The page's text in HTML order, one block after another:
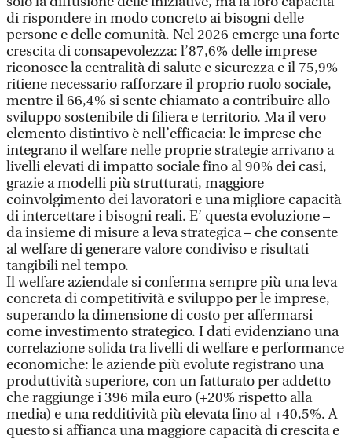
di rispondere in modo concreto ai bisogni delle
persone e delle comunità. Nel 2026 emerge una forte
crescita di consapevolezza: l’87,6% delle imprese
riconosce la centralità di salute e sicurezza e il 75,9%
ritiene necessario rafforzare il proprio ruolo sociale,
mentre il 66,4% si sente chiamato a contribuire allo
sviluppo sostenibile di filiera e territorio. Ma il vero
elemento distintivo è nell’efficacia: le imprese che
integrano il welfare nelle proprie strategie arrivano a
livelli elevati di impatto sociale fino al 90% dei casi,
grazie a modelli più strutturati, maggiore
coinvolgimento dei lavoratori e una migliore capacità
di intercettare i bisogni reali. E’ questa evoluzione –
da insieme di misure a leva strategica – che consente
al welfare di generare valore condiviso e risultati
tangibili nel tempo.
Il welfare aziendale si conferma sempre più una leva
concreta di competitività e sviluppo per le imprese,
superando la dimensione di costo per affermarsi
come investimento strategico. I dati evidenziano una
correlazione solida tra livelli di welfare e performance
economiche: le aziende più evolute registrano una
produttività superiore, con un fatturato per addetto
che raggiunge i 396 mila euro (+20% rispetto alla
media) e una redditività più elevata fino al +40,5%. A
questo si affianca una maggiore capacità di crescita e